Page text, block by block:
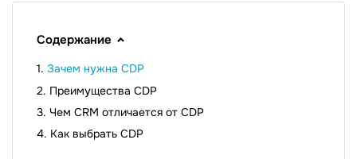
Содержание
Зачем нужна CDР
Преимущества CDР
Чем CRM отличается от CDP
Как выбрать CDP